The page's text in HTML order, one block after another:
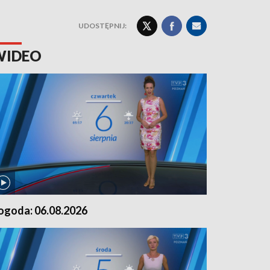
UDOSTĘPNIJ:
06.08.2026